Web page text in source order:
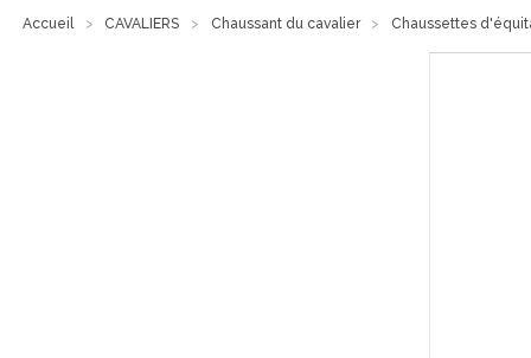
Accueil CAVALIERS Chaussant du cavalier Chaussettes